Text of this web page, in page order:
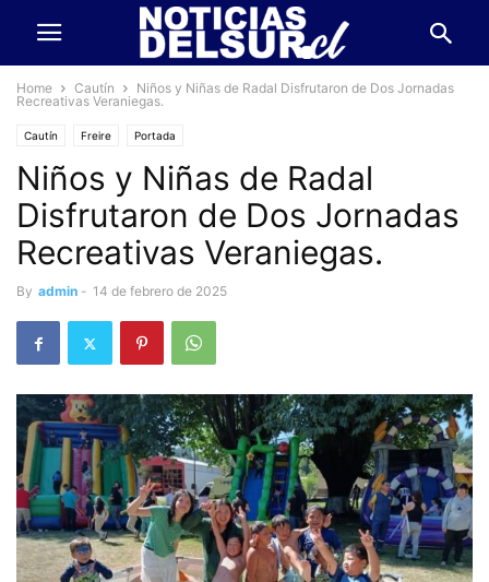
Home Cautín
Niños y Niñas de Radal Disfrutaron de Dos Jornadas
Recreativas Veraniegas.
Cautín Freire Portada
Niños y Niñas de Radal
Disfrutaron de Dos Jornadas
Recreativas Veraniegas.
By admin - 14 de febrero de 2025